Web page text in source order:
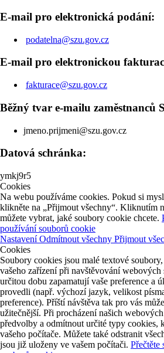
E-mail pro elektronická podání:
podatelna@szu.gov.cz
E-mail pro elektronickou
fakturace@szu.gov.cz
Běžný tvar e-mailu zaměstnanců
jmeno.prijmeni@szu.gov.cz
Datová schránka:
ymkj9r5
Cookies
Na webu používáme cookies. Pokud si
klikněte na „Přijmout všechny“. Kliknutím
můžete vybrat, jaké soubory cookie chcete.
používání souborů cookie
NastaveníOdmítnout všechny Přijmout
Cookies
Soubory cookies jsou malé textové
vašeho zařízení při navštěvování webových
určitou dobu zapamatují vaše preference a
provedli (např. výchozí jazyk, velikost
preference). Příští návštěva tak pro vás
užitečnější. Při procházení našich
předvolby a odmítnout určité typy cookies,
vašeho počítače. Můžete také odstranit
jsou již uloženy ve vašem počítači. Přečtěte